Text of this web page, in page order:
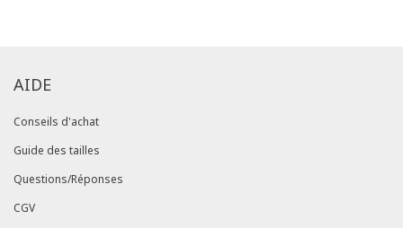
AIDE
Conseils d'achat
Guide des tailles
Questions/Réponses
CGV